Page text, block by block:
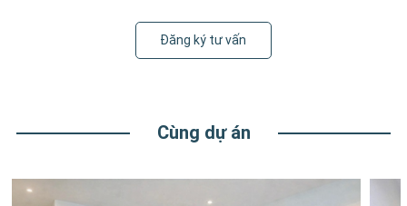
Đăng ký tư vấn
Cùng dự án